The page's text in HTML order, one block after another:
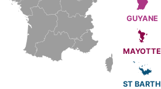
GUYANE
MAYOTTE
ST BARTH